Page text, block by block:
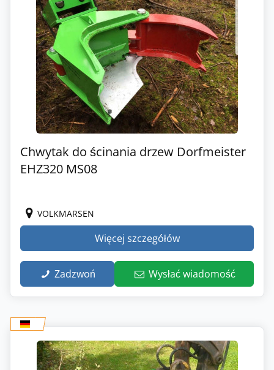
Chwytak do ścinania drzew Dorfmeister
EHZ320 MS08
VOLKMARSEN
Więcej szczegółów
Zadzwoń Wysłać wiadomość